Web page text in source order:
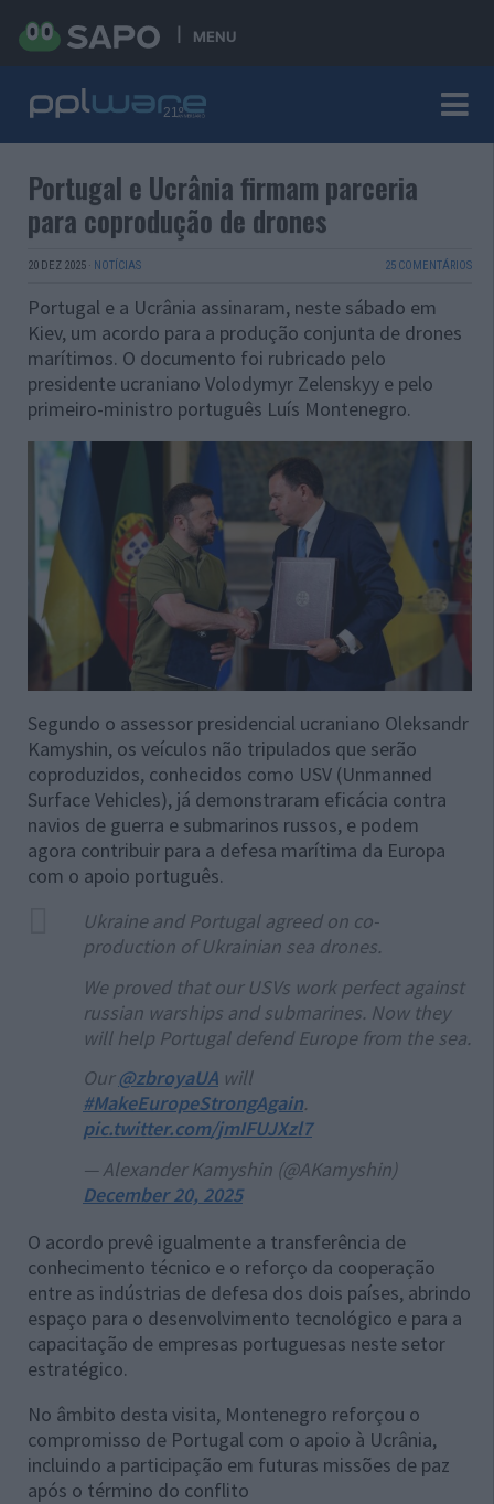
MENU
Portugal e Ucrânia firmam parceria
para coprodução de drones
20 DEZ 2025 · NOTÍCIAS 25 COMENTÁRIOS
Portugal e a Ucrânia assinaram, neste sábado em
Kiev, um acordo para a produção conjunta de drones
marítimos. O documento foi rubricado pelo
presidente ucraniano Volodymyr Zelenskyy e pelo
primeiro-ministro português Luís Montenegro.
Segundo o assessor presidencial ucraniano Oleksandr
Kamyshin, os veículos não tripulados que serão
coproduzidos, conhecidos como USV (Unmanned
Surface Vehicles), já demonstraram eficácia contra
navios de guerra e submarinos russos, e podem
agora contribuir para a defesa marítima da Europa
com o apoio português.
Ukraine and Portugal agreed on co-
production of Ukrainian sea drones.
We proved that our USVs work perfect against
russian warships and submarines. Now they
will help Portugal defend Europe from the sea.
Our@zbroyaUA will
#MakeEuropeStrongAgain.
pic.twitter.com/jmIFUJXzl7
— Alexander Kamyshin (@AKamyshin)
December 20, 2025
O acordo prevê igualmente a transferência de
conhecimento técnico e o reforço da cooperação
entre as indústrias de defesa dos dois países, abrindo
espaço para o desenvolvimento tecnológico e para a
capacitação de empresas portuguesas neste setor
estratégico.
No âmbito desta visita, Montenegro reforçou o
compromisso de Portugal com o apoio à Ucrânia,
incluindo a participação em futuras missões de paz
após o término do conflito